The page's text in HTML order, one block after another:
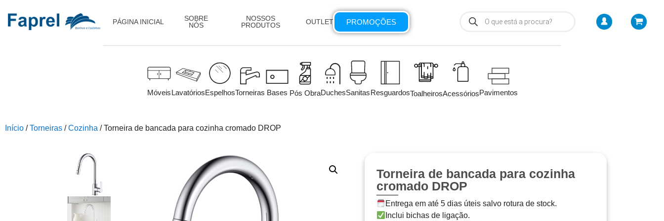
PÁGINA INICIAL
SOBRE
NÓS
NOSSOS
PRODUTOS
OUTLET PROMOÇÕES
MóveisLavatóriosEspelhosTorneiras Bases Pós ObraDuchesSanitasResguardosToalheirosAcessóriosPavimentos
Início /Torneiras /Cozinha / Torneira de bancada para cozinha cromado DROP
Torneira de bancada para cozinha
cromado DROP
Entrega em até 5 dias úteis salvo rotura de stock.
Inclui bichas de ligação.